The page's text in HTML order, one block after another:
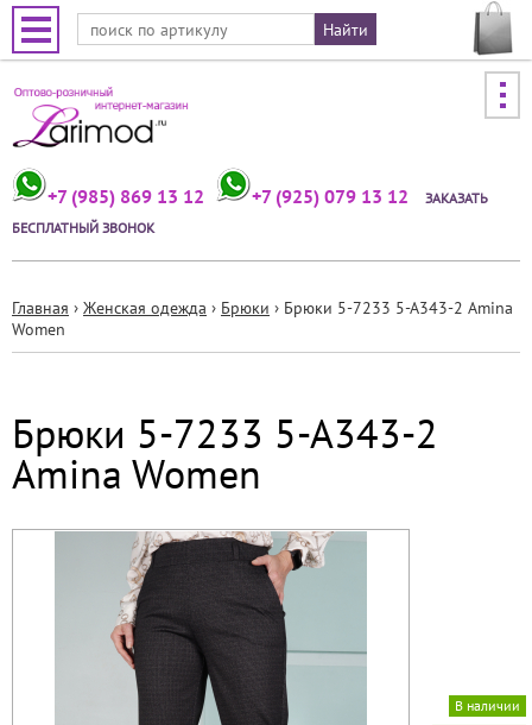
Jump to navigation
+7 (985) 869 13 12 +7 (925) 079 13 12
ЗАКАЗАТЬ
БЕСПЛАТНЫЙ ЗВОНОК
Вы
Главная › Женская одежда › Брюки › Брюки 5-7233 5-А343-2 Amina
Women
Брюки 5-7233 5-А343-2
Amina Women
В наличии